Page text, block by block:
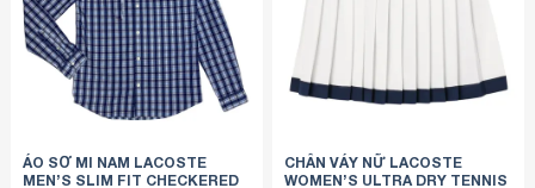
ÁO SƠ MI NAM LACOSTE
MEN’S SLIM FIT CHECKERED
CHÂN VÁY NỮ LACOSTE
WOMEN’S ULTRA DRY TENNIS